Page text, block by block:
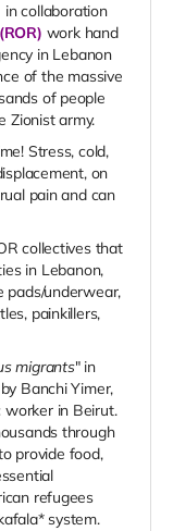
in collaboration
(ROR) work hand
in Lebanon
of the massive
of people
Zionist army.
Stress, cold,
on
pain and can
collectives that
in Lebanon,
pads/underwear,
painkillers,
migrants" in
Banchi Yimer,
worker in Beirut.
through
provide food,
refugees
system.